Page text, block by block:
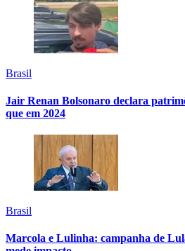
Brasil
Jair Renan Bolsonaro declara
que em 2024
Brasil
Marcola e Lulinha: campanha de